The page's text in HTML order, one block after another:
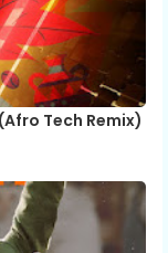
Tech Remix)